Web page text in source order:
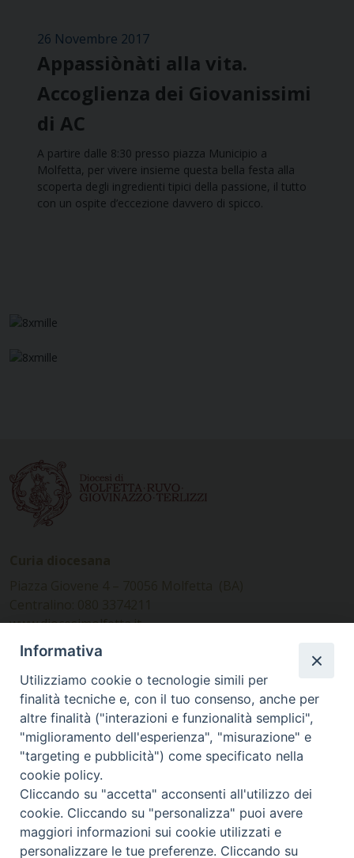
26 Novembre 2017
Appassiònàti alla vita.
Accoglienza dei Giovanissimi
di AC
A partire dalle 8:30 presso piazza Municipio a
Molfetta, per vivere insieme questa bella festa alla
scoperta degli ingredienti tipici della passione, il tutto
con un ospite d’eccezione davvero di spicco.
www.diocesimolfetta.it –
diocesimolfetta@pec.chiesacattolica.it
Ufficio Comunicazioni sociali
Piazza Giovene 4 – 70056 Molfetta (BA)
comunicazionisociali@diocesimolfetta.it
SEGUICI SU
Facebook
Instagram
X YouTube
Feed
Informativa
Utilizziamo cookie o tecnologie simili per
finalità tecniche e, con il tuo consenso, anche per
altre finalità ("interazioni e funzionalità semplici",
"miglioramento dell'esperienza", "misurazione" e
"targeting e pubblicità") come specificato nella
cookie policy.
Cliccando su "accetta" acconsenti all'utilizzo dei
cookie. Cliccando su "personalizza" puoi avere
maggiori informazioni sui cookie utilizzati e
personalizzare le tue preferenze. Cliccando su